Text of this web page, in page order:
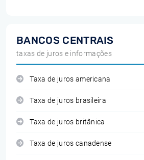
BANCOS CENTRAIS
taxas de juros e informações
Taxa de juros americana
Taxa de juros brasileira
Taxa de juros britânica
Taxa de juros canadense